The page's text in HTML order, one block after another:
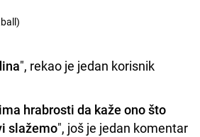
", rekao je jedan korisnik
hrabrosti da kaže ono što
slažemo", još je jedan komentar